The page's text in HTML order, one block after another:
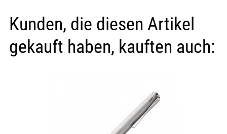
Kunden, die diesen Artikel
gekauft haben, kauften auch: